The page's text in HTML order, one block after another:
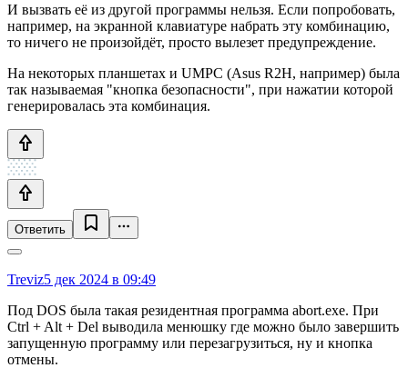
И вызвать её из другой программы нельзя. Если попробовать,
например, на экранной клавиатуре набрать эту комбинацию,
то ничего не произойдёт, просто вылезет предупреждение.
На некоторых планшетах и UMPC (Asus R2H, например) была
так называемая "кнопка безопасности", при нажатии которой
генерировалась эта комбинация.
Ответить
Treviz5 дек 2024 в 09:49
Под DOS была такая резидентная программа abort.exe. При
Ctrl + Alt + Del выводила менюшку где можно было завершить
запущенную программу или перезагрузиться, ну и кнопка
отмены.